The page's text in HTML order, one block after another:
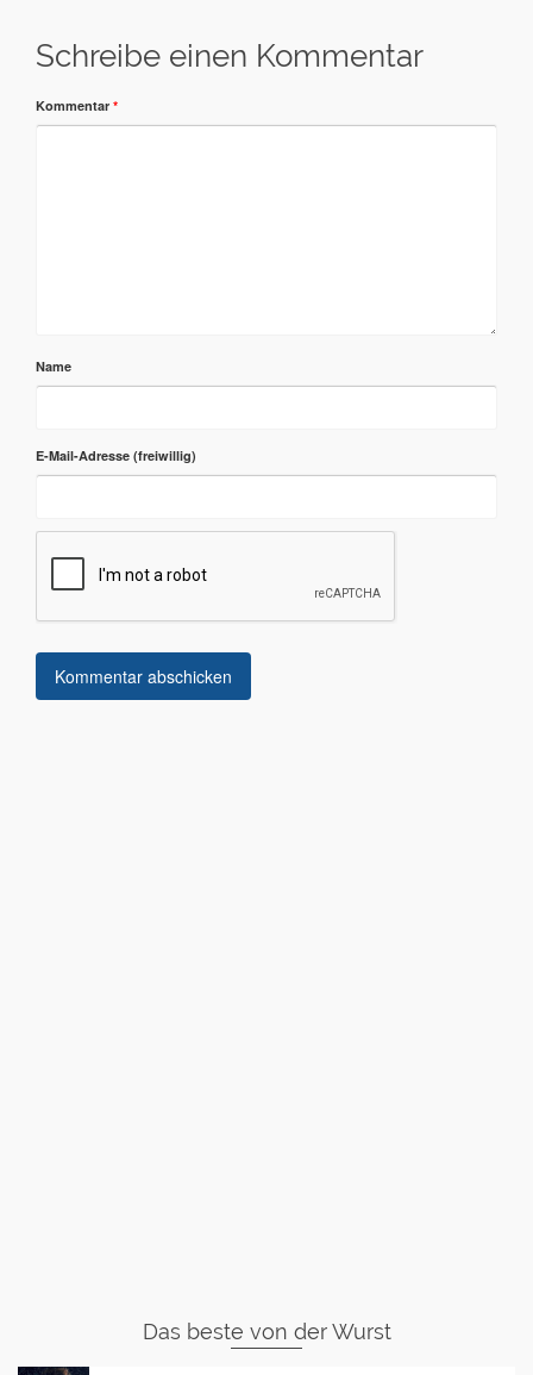
Schreibe einen Kommentar
Kommentar *
Name
E-Mail-Adresse
Das beste von der Wurst